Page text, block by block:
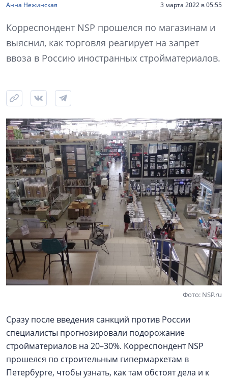
Анна Нежинская 3 марта 2022 в 05:55
Корреспондент NSP прошелся по магазинам и
выяснил, как торговля реагирует на запрет
ввоза в Россию иностранных стройматериалов.
Фото: NSP.ru
Сразу после введения санкций против России
специалисты прогнозировали подорожание
стройматериалов на 20–30%. Корреспондент NSP
прошелся по строительным гипермаркетам в
Петербурге, чтобы узнать, как там обстоят дела и к